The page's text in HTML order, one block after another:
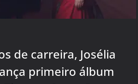
de carreira, Josélia
primeiro álbum